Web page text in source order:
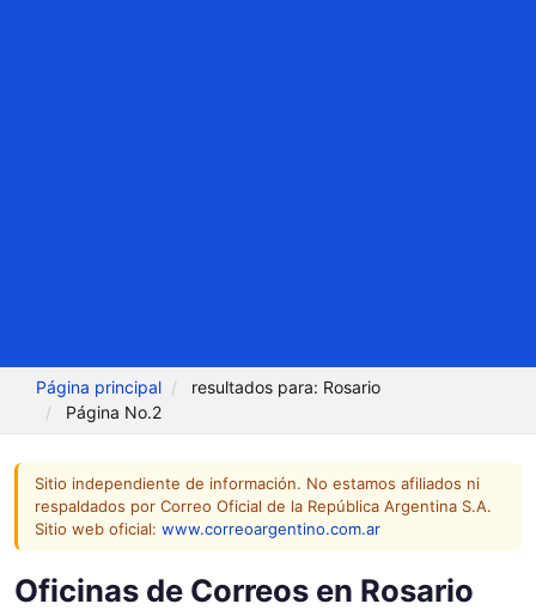
Página principal
resultados para: Rosario
Página No.2
Sitio independiente de información. No estamos afiliados ni
respaldados por Correo Oficial de la República Argentina S.A.
Sitio web oficial: www.correoargentino.com.ar
Oficinas de Correos en Rosario